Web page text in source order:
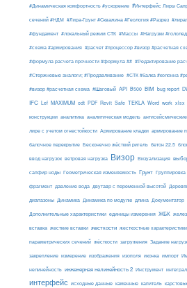
#Динамическая комфортность #ускорение #Интерфейс Лиры
сечений #НДМ #Лира-Грунт #Скважина #Геология #Разрез
#фундамент #локальный режим СТК #Массы #Нагрузки
#схема #армирования #расчет #процессор #визор #расчетная
#формула расчета прочности #формула ## #Редактирование
#Стержневые аналоги; #Продавливание #СТК #балка #колонна
#визор #расчетная схема #Шаговый API B500 BIM bug report
IFC Lef MAXIMUM odt PDF Revit Safe TEKLA Word work xlsx
конструкции аналитика аналитическая модель
лире с учетом огнестойкости Армирование кладки армирование
балочное перекрытие Бесконечно жёсткий ригель бетон 22.5
ввод нагрузок ветровая нагрузка Визор Визуализация
сапфир ноды Геометрическая изменяемость Грунт Группировка
фрагмент давление вода двутавр с переменной высотой
диапазоны Динамика Динамика по модулю длина Документатор
Дополнительные характеристики единицы измерения ЖБК
вставка жесткие вставки жесткости жесткостные характеристики
параметрических сечений жёсткости загружения Задание
закрепление измерение изображения изополя иконка импорт
нелинейность инженерная нелинейность 2 Инструмент
интерфейс исходные данные каменные капитель